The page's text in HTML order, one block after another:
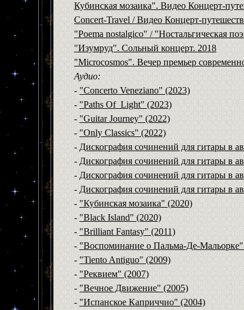
Кубинская мозаика". Видео Концерт-
Concert-Travel / Видео Концерт-
"Poema nostalgico" / "Ностальгическая
"Изумруд". Сольный концерт. 2018
"Microcosmos". Вечер премьер
Аудио:
- "Concerto Veneziano" (2023)
- "Paths Of_Light" (2023)
- "Guitar Journey" (2022)
- "Only Classics" (2022)
- Дискография сочинений для гитары в
- Дискография сочинений для гитары в
- Дискография сочинений для гитары в
- Дискография сочинений для гитары в
- "Кубинская мозаика" (2020)
- "Black Island" (2020)
- "Brilliant Fantasy" (2011)
- "Воспоминание о Пальма-Де-
- "Tiento Antiguo" (2009)
- "Реквием" (2007)
- "Вечное Движение" (2005)
- "Испанское Каприччио" (2004)